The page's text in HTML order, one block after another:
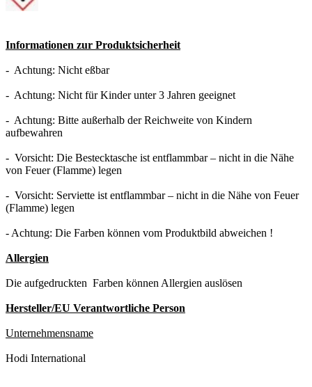
Informationen zur Produktsicherheit
- Achtung: Nicht eßbar
- Achtung: Nicht für Kinder unter 3 Jahren geeignet
- Achtung: Bitte außerhalb der Reichweite von Kindern
aufbewahren
- Vorsicht: Die Bestecktasche ist entflammbar – nicht in die Nähe
von Feuer (Flamme) legen
- Vorsicht: Serviette ist entflammbar – nicht in die Nähe von Feuer
(Flamme) legen
- Achtung: Die Farben können vom Produktbild abweichen !
Allergien
Die aufgedruckten Farben können Allergien auslösen
Hersteller/EU Verantwortliche Person
Unternehmensname
Hodi International